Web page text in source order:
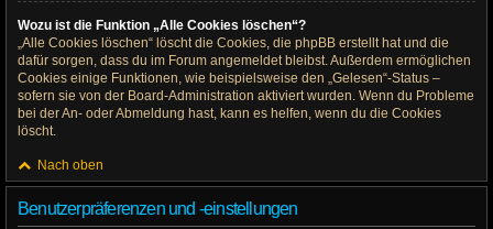
Wozu ist die Funktion „Alle Cookies löschen“?
„Alle Cookies löschen“ löscht die Cookies, die phpBB erstellt hat und die
dafür sorgen, dass du im Forum angemeldet bleibst. Außerdem ermöglichen
Cookies einige Funktionen, wie beispielsweise den „Gelesen“-Status –
sofern sie von der Board-Administration aktiviert wurden. Wenn du Probleme
bei der An- oder Abmeldung hast, kann es helfen, wenn du die Cookies
löscht.
Nach oben
Benutzerpräferenzen und -einstellungen